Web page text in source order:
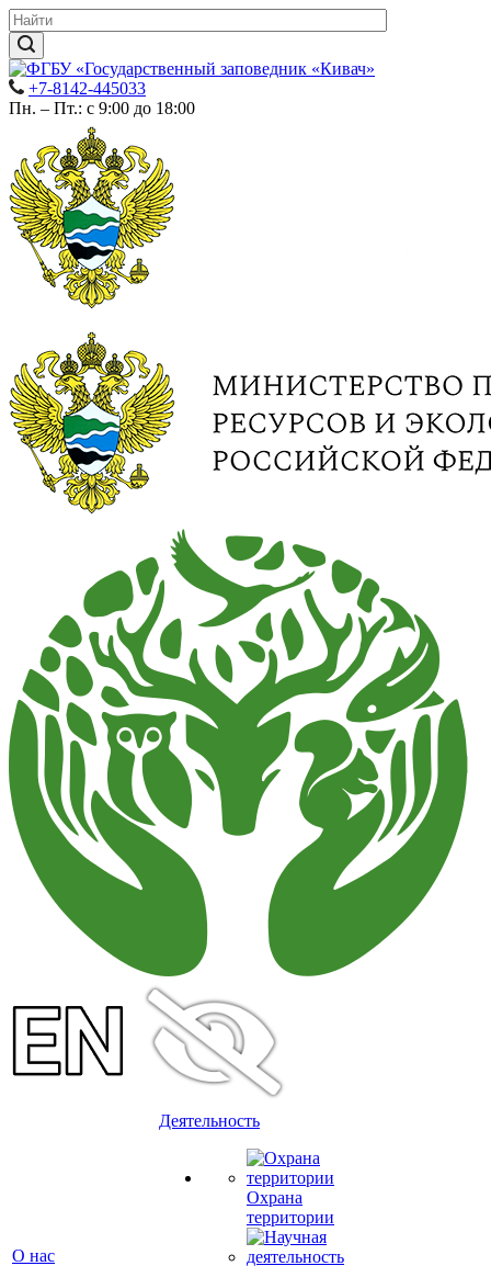
+7-8142-445033
Пн. – Пт.: с 9:00 до 18:00
О нас
Деятельность
Охрана
территории